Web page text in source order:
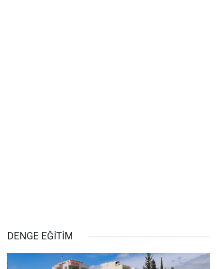
DENGE EĞİTİM